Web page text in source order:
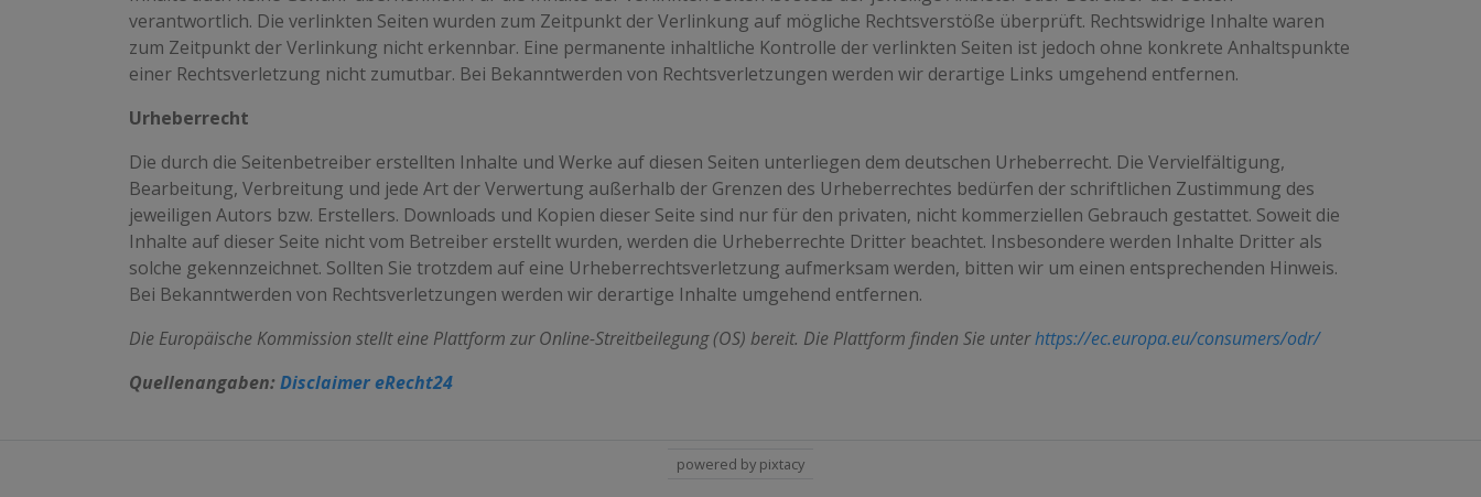
verantwortlich. Die verlinkten Seiten wurden zum Zeitpunkt der Verlinkung auf mögliche Rechtsverstöße überprüft. Rechtswidrige Inhalte waren
zum Zeitpunkt der Verlinkung nicht erkennbar. Eine permanente inhaltliche Kontrolle der verlinkten Seiten ist jedoch ohne konkrete Anhaltspunkte
einer Rechtsverletzung nicht zumutbar. Bei Bekanntwerden von Rechtsverletzungen werden wir derartige Links umgehend entfernen.
Urheberrecht
Die durch die Seitenbetreiber erstellten Inhalte und Werke auf diesen Seiten unterliegen dem deutschen Urheberrecht. Die Vervielfältigung,
Bearbeitung, Verbreitung und jede Art der Verwertung außerhalb der Grenzen des Urheberrechtes bedürfen der schriftlichen Zustimmung des
jeweiligen Autors bzw. Erstellers. Downloads und Kopien dieser Seite sind nur für den privaten, nicht kommerziellen Gebrauch gestattet. Soweit die
Inhalte auf dieser Seite nicht vom Betreiber erstellt wurden, werden die Urheberrechte Dritter beachtet. Insbesondere werden Inhalte Dritter als
solche gekennzeichnet. Sollten Sie trotzdem auf eine Urheberrechtsverletzung aufmerksam werden, bitten wir um einen entsprechenden Hinweis.
Bei Bekanntwerden von Rechtsverletzungen werden wir derartige Inhalte umgehend entfernen.
Die Europäische Kommission stellt eine Plattform zur Online-Streitbeilegung (OS) bereit. Die Plattform finden Sie unterhttps://ec.europa.eu/consumers/odr/
Quellenangaben: Disclaimer eRecht24
powered by pixtacy